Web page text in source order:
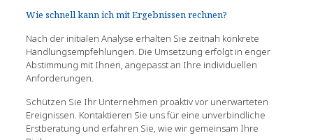
Wie schnell kann ich mit Ergebnissen rechnen?
Nach der initialen Analyse erhalten Sie zeitnah konkrete
Handlungsempfehlungen. Die Umsetzung erfolgt in enger
Abstimmung mit Ihnen, angepasst an Ihre individuellen
Anforderungen.
Schützen Sie Ihr Unternehmen proaktiv vor unerwarteten
Ereignissen. Kontaktieren Sie uns für eine unverbindliche
Erstberatung und erfahren Sie, wie wir gemeinsam Ihre